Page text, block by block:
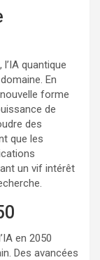
quantique
En
forme
de
des
que les
un vif intérêt
en 2050
Des avancées